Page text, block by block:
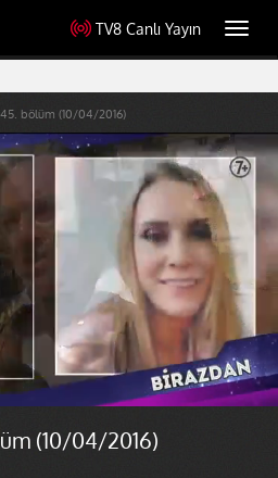
TV8 Canlı Yayın
bölüm (10/04/2016)
(10/04/2016)